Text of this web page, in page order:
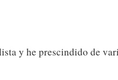
y he prescindido de